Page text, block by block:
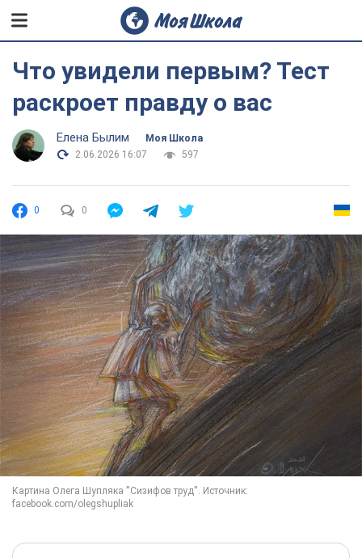
Что увидели первым? Тест
раскроет правду о вас
Елена Былим
Моя Школа
2.06.2026 16:07
597
0 0